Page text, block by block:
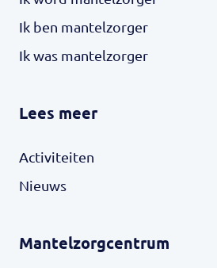
Ik ben mantelzorger
Ik was mantelzorger
Lees meer
Activiteiten
Nieuws
Mantelzorgcentrum